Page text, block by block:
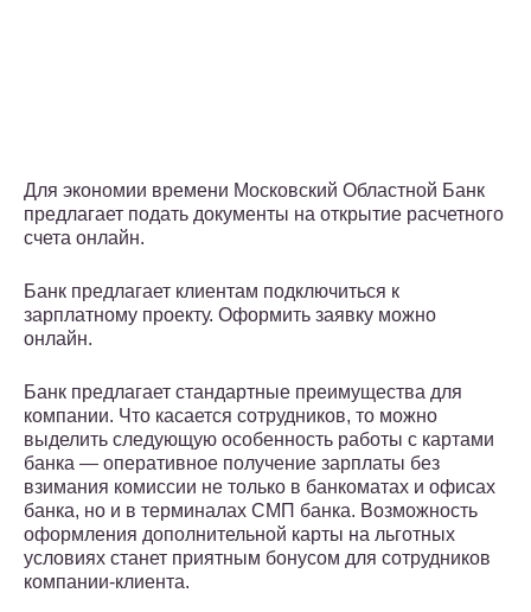
Для экономии времени Московский Областной Банк
предлагает подать документы на открытие расчетного
счета онлайн.
Банк предлагает клиентам подключиться к
зарплатному проекту. Оформить заявку можно
онлайн.
Банк предлагает стандартные преимущества для
компании. Что касается сотрудников, то можно
выделить следующую особенность работы с картами
банка — оперативное получение зарплаты без
взимания комиссии не только в банкоматах и офисах
банка, но и в терминалах СМП банка. Возможность
оформления дополнительной карты на льготных
условиях станет приятным бонусом для сотрудников
компании-клиента.